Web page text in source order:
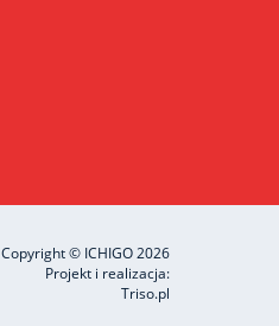
Copyright © ICHIGO 2026
Projekt i realizacja:
Triso.pl